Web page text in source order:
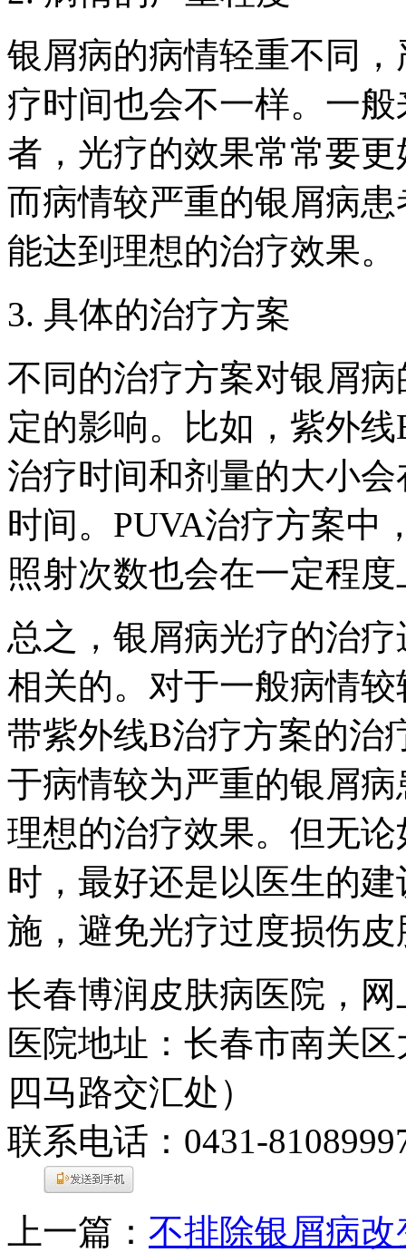
银屑病的病情轻重不同
疗时间也会不一样。一
者，光疗的效果常常要
而病情较严重的银屑病
能达到理想的治疗效果。
3. 具体的治疗方案
不同的治疗方案对银屑
定的影响。比如，紫外
治疗时间和剂量的大小
时间。PUVA治疗方案中
照射次数也会在一定程
总之，银屑病光疗的治
相关的。对于一般病情
带紫外线B治疗方案的治
于病情较为严重的银屑
理想的治疗效果。但无
时，最好还是以医生的
施，避免光疗过度损伤皮
长春博润皮肤病医院，
医院地址：长春市南关
四马路交汇处）
联系电话：0431-
上一篇： 不排除银屑病改